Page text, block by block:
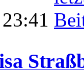
23:41